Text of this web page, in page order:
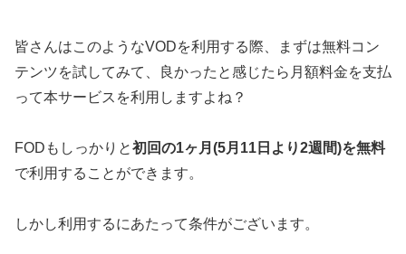
皆さんはこのようなVODを利用する際、まずは無料コン
テンツを試してみて、良かったと感じたら月額料金を支払
って本サービスを利用しますよね？
FODもしっかりと初回の1ヶ月(5月11日より2週間)を無料
で利用することができます。
しかし利用するにあたって条件がございます。